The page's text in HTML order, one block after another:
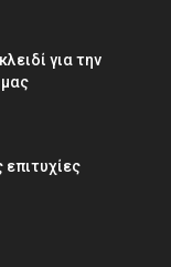
για την
επιτυχίες